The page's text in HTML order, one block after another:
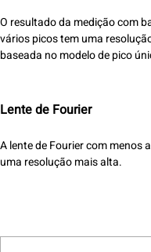
O resultado da medição com
vários picos tem uma
baseada no modelo de pico
Lente de Fourier
A lente de Fourier com menos
uma resolução mais alta.